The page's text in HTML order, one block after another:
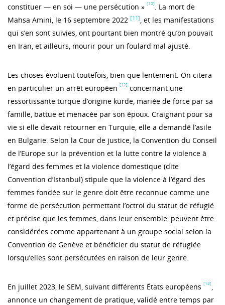
constituer — en soi — une persécution » [10] . La mort de
Mahsa Amini, le 16 septembre 2022 [11], et les manifestations
qui s’en sont suivies, ont pourtant bien montré qu’on pouvait
en Iran, et ailleurs, mourir pour un foulard mal ajusté.
Les choses évoluent toutefois, bien que lentement. On citera
en particulier un arrêt européen [12] concernant une
ressortissante turque d’origine kurde, mariée de force par sa
famille, battue et menacée par son époux. Craignant pour sa
vie si elle devait retourner en Turquie, elle a demandé l’asile
en Bulgarie. Selon la Cour de justice, la Convention du Conseil
de l’Europe sur la prévention et la lutte contre la violence à
l’égard des femmes et la violence domestique (dite
Convention d’Istanbul) stipule que la violence à l’égard des
femmes fondée sur le genre doit être reconnue comme une
forme de persécution permettant l’octroi du statut de réfugié
et précise que les femmes, dans leur ensemble, peuvent être
considérées comme appartenant à un groupe social selon la
Convention de Genève et bénéficier du statut de réfugiée
lorsqu’elles sont persécutées en raison de leur genre.
En juillet 2023, le SEM, suivant différents États européens [13] ,
annonce un changement de pratique, validé entre temps par